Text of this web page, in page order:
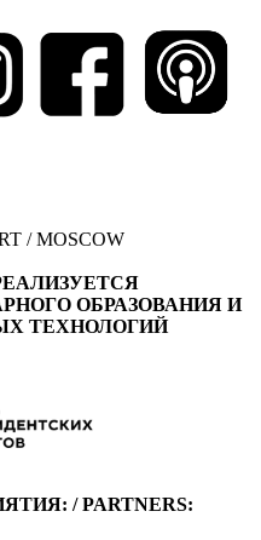
/ MOSCOW
ОБРАЗОВАНИЯ И
ТЕХНОЛОГИЙ
/ PARTNERS: